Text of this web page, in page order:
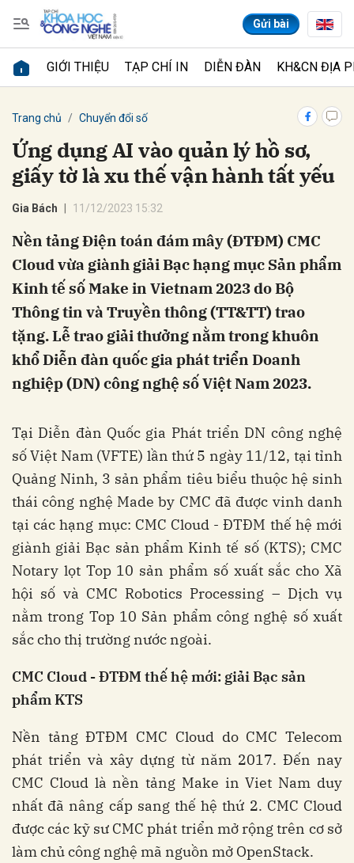
Gửi bài
GIỚI THIỆU TẠP CHÍ IN DIỄN ĐÀN KH&CN ĐỊA
Trang chủ Chuyển đổi số
Ứng dụng AI vào quản lý hồ sơ,
giấy tờ là xu thế vận hành tất yếu
Gia Bách 11/12/2023 15:32
Nền tảng Điện toán đám mây (ĐTĐM) CMC
Cloud vừa giành giải Bạc hạng mục Sản phẩm
Kinh tế số Make in Vietnam 2023 do Bộ
Thông tin và Truyền thông (TT&TT) trao
tặng. Lễ trao giải thưởng nằm trong khuôn
khổ Diễn đàn quốc gia phát triển Doanh
nghiệp (DN) công nghệ số Việt Nam 2023.
Tại Diễn đàn Quốc gia Phát triển DN công nghệ
số Việt Nam (VFTE) lần thứ 5 ngày 11/12, tại tỉnh
Quảng Ninh, 3 sản phẩm tiêu biểu thuộc hệ sinh
thái công nghệ Made by CMC đã được vinh danh
tại các hạng mục: CMC Cloud - ĐTĐM thế hệ mới
giành giải Bạc sản phẩm Kinh tế số (KTS); CMC
Notary lọt Top 10 sản phẩm số xuất sắc cho Xã
hội số và CMC Robotics Processing – Dịch vụ
nằm trong Top 10 Sản phẩm công nghệ số xuất
sắc cho thị trường nước ngoài.
CMC Cloud - ĐTĐM thế hệ mới: giải Bạc sản
phẩm KTS
Nền tảng ĐTĐM CMC Cloud do CMC Telecom
phát triển và xây dựng từ năm 2017. Đến nay
CMC Cloud là nền tảng Make in Viet Nam duy
nhất đã nâng cấp sang thế hệ thứ 2. CMC Cloud
được các kỹ sư CMC phát triển mở rộng trên cơ sở
làm chủ công nghệ mã nguồn mở OpenStack.
Gửi bình luận
Hủy Gửi